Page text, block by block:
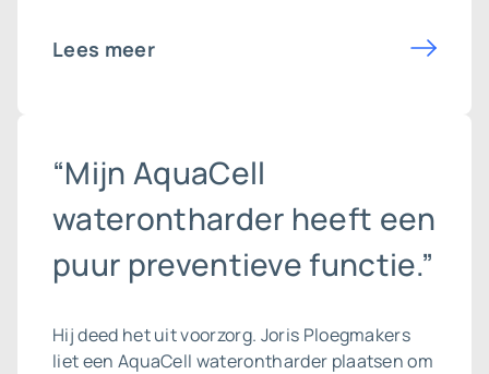
Lees meer
“Mijn AquaCell
waterontharder heeft een
puur preventieve functie.”
Hij deed het uit voorzorg. Joris Ploegmakers
liet een AquaCell waterontharder plaatsen om